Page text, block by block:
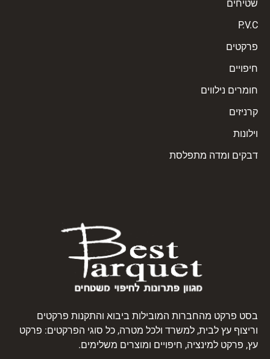
שטיחים
P.V.C
פרקטים
חיפויים
חומרים נילווים
קרניזים
וילונות
דבקים ומדה מתפלסת
בסט פרקט מהחברות המובילות ביבוא והתקנות פרקטים
וריצוף עץ לבית, למשרד ולכל מטרה, כל סוגי הפרקטים: פרקט
עץ, פרקט למינציה, חיפויים ומוצרים משלימים.